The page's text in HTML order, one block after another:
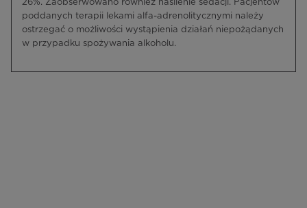
26%. Zaobserwowano również nasilenie sedacji. Pacjentów
poddanych terapii lekami alfa-adrenolitycznymi należy
ostrzegać o możliwości wystąpienia działań niepożądanych
w przypadku spożywania alkoholu.